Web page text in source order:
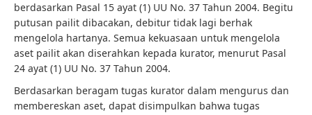
berdasarkan Pasal 15 ayat (1) UU No. 37 Tahun 2004. Begitu
putusan pailit dibacakan, debitur tidak lagi berhak
mengelola hartanya. Semua kekuasaan untuk mengelola
aset pailit akan diserahkan kepada kurator, menurut Pasal
24 ayat (1) UU No. 37 Tahun 2004.
Berdasarkan beragam tugas kurator dalam mengurus dan
membereskan aset, dapat disimpulkan bahwa tugas